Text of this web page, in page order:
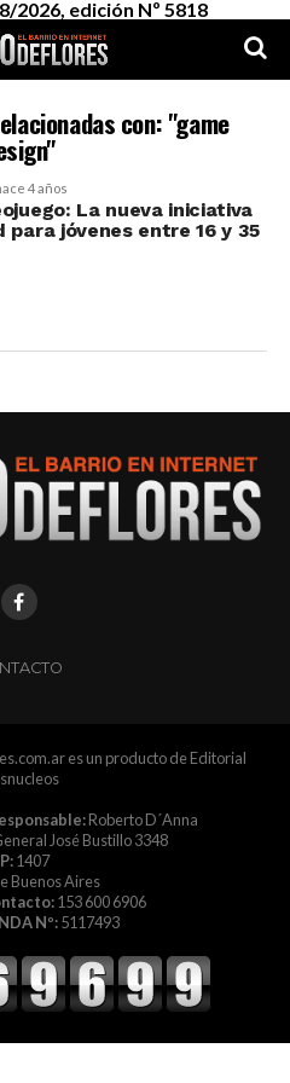
2026, edición Nº 5818
con: "game
4 años
La nueva iniciativa
para jóvenes entre 16 y 35
es un producto de Editorial
Roberto D´Anna
José Bustillo 3348
1407
Buenos Aires
153 600 6906
Nº:5117493